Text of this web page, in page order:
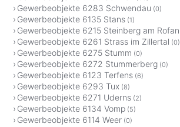
Gewerbeobjekte 6283 Schwendau (0)
Gewerbeobjekte 6135 Stans (1)
Gewerbeobjekte 6215 Steinberg am Rofan
Gewerbeobjekte 6261 Strass im Zillertal (0)
Gewerbeobjekte 6275 Stumm (0)
Gewerbeobjekte 6272 Stummerberg (0)
Gewerbeobjekte 6123 Terfens (6)
Gewerbeobjekte 6293 Tux (8)
Gewerbeobjekte 6271 Uderns (2)
Gewerbeobjekte 6134 Vomp (5)
Gewerbeobjekte 6114 Weer (0)